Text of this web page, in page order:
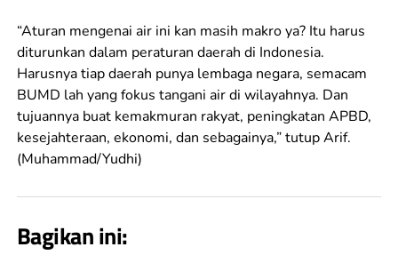
“Aturan mengenai air ini kan masih makro ya? Itu harus
diturunkan dalam peraturan daerah di Indonesia.
Harusnya tiap daerah punya lembaga negara, semacam
BUMD lah yang fokus tangani air di wilayahnya. Dan
tujuannya buat kemakmuran rakyat, peningkatan APBD,
kesejahteraan, ekonomi, dan sebagainya,” tutup Arif.
(Muhammad/Yudhi)
Bagikan ini: